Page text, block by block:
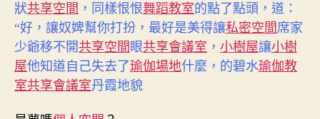
狀共享空間 ，同樣恨恨舞蹈教室的點了點頭，道：
“好，讓奴婢幫你打扮，最好是美得讓私密空間 席家
少爺移不開共享空間 眼共享會議室 ， 小樹屋讓小樹
屋他知道自己失去了瑜伽場地什麼，的碧水瑜伽教
室共享會議室丹霞地貌